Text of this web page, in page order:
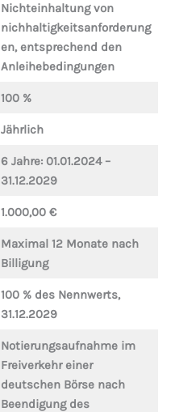
Nichteinhaltung von
nichhaltigkeitsanforderung
en, entsprechend den
Anleihebedingungen
100 %
Jährlich
6 Jahre: 01.01.2024 –
31.12.2029
1.000,00 €
Maximal 12 Monate nach
Billigung
100 % des Nennwerts,
31.12.2029
Notierungsaufnahme im
Freiverkehr einer
deutschen Börse nach
Beendigung des